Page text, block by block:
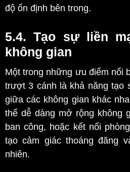
độ ổn định bên trong.
5.4. Tạo sự liền
không gian
Một trong những ưu điểm nổi
trượt 3 cánh là khả năng tạo
giữa các không gian khác
thể dễ dàng mở rộng không
ban công, hoặc kết nối
tạo cảm giác thoáng đãng
nhiên.